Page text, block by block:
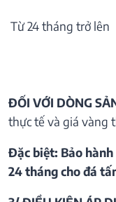
Từ 24 tháng trở lên
ĐỐI VỚI DÒNG
thực tế và giá vàng
Đặc biệt: Bảo
24 tháng cho đá